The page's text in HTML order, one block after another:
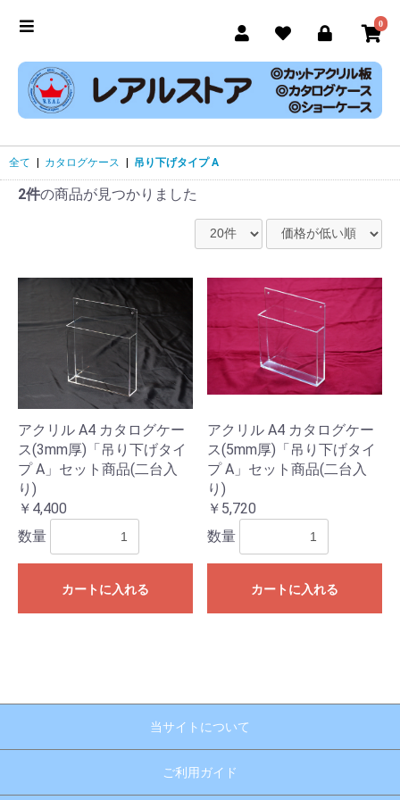
0
全て カタログケース 吊り下げタイプ A
2件の商品が見つかりました
アクリル A4 カタログケー
ス(3mm厚)「吊り下げタイ
プ A」セット商品(二台入
り)
￥4,400
数量
カートに入れる
アクリル A4 カタログケー
ス(5mm厚)「吊り下げタイ
プ A」セット商品(二台入
り)
￥5,720
数量
カートに入れる
お買い物を続ける カートへ進む
当サイトについて
ご利用ガイド